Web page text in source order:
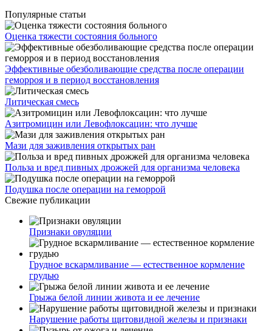
Популярные статьи
Оценка тяжести состояния больного
Эффективные обезболивающие средства после операции
геморроя и в период восстановления
Литическая смесь
Азитромицин или Левофлоксацин: что лучше
Мази для заживления открытых ран
Польза и вред пивных дрожжей для организма человека
Подушка после операции на геморрой
Свежие публикации
Признаки овуляции
Грудное вскармливание — естественное кормление
грудью
Грыжа белой линии живота и ее лечение
Нарушение работы щитовидной железы и признаки